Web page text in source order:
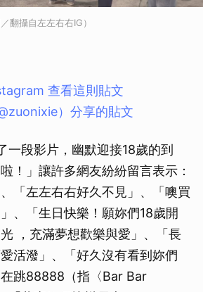
翻攝自左左右右IG）
查看這則貼文
）分享的貼文
一段影片，幽默迎接18歲的到
！」讓許多網友紛紛留言表示：
、「左左右右好久不見」、「噢買
、「生日快樂！願妳們18歲開
，充滿夢想歡樂與愛」、「長
活潑」、「好久沒有看到妳們
跳88888（指〈Bar Bar